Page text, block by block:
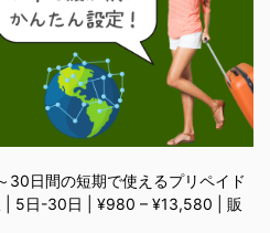
30日間の短期で使えるプリペイド
| 5日-30日 | ¥980 – ¥13,580 | 販